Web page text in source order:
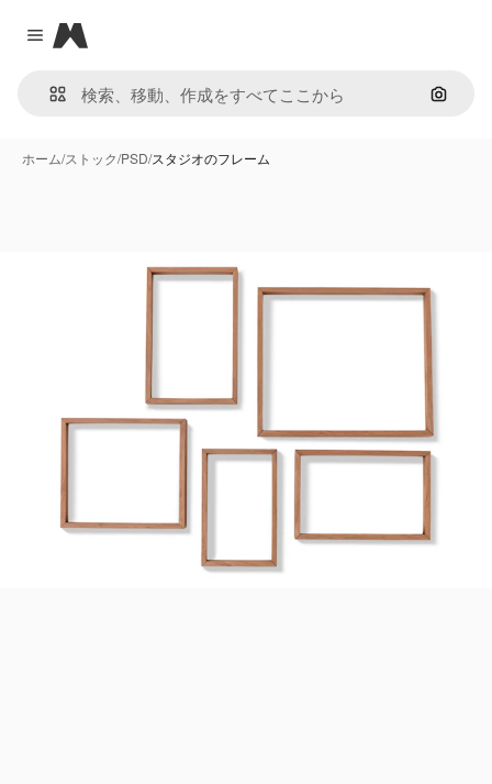
Close menu
Magnific
画像で
ホーム/ストック/PSD/スタジオのフレーム